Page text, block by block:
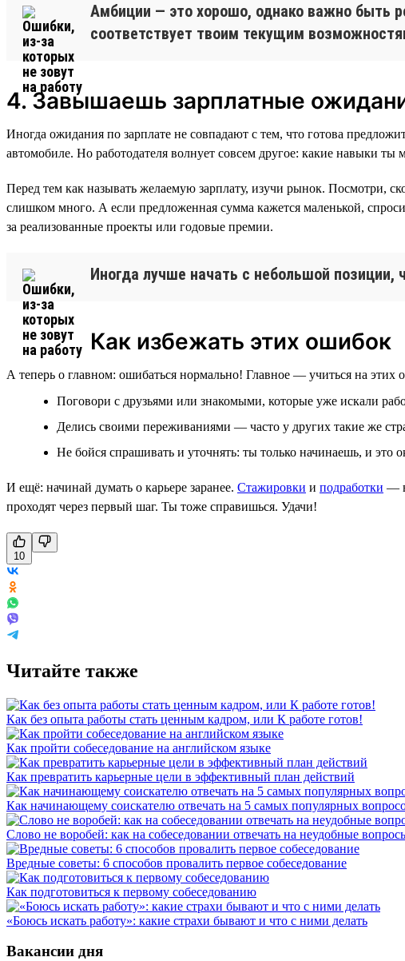
Амбиции — это хорошо, однако важно быть
соответствует твоим текущим
4. Завышаешь зарплатные
Иногда ожидания по зарплате не совпадают с тем, что готова
автомобиле. Но работодателя волнует совсем другое: какие навыки
Перед тем как называть желаемую зарплату, изучи рынок. Посмотри,
слишком много. А если предложенная сумма кажется маленькой,
за реализованные проекты или годовые премии.
Иногда лучше начать с небольшой позиции,
Как избежать этих ошибок
А теперь о главном: ошибаться нормально! Главное — учиться на этих
Поговори с друзьями или знакомыми, которые уже искали
Делись своими переживаниями — часто у других такие же
Не бойся спрашивать и уточнять: ты только начинаешь, и это
И ещё: начинай думать о карьере заранее. Стажировки и подработки —
проходят через первый шаг. Ты тоже справишься. Удачи!
10
Читайте также
Как без опыта работы стать ценным кадром, или К работе готов!
Как пройти собеседование на английском языке
Как превратить карьерные цели в эффективный план действий
Как начинающему соискателю отвечать на 5 самых популярных
Слово не воробей: как на собеседовании отвечать на неудобные
Вредные советы: 6 способов провалить первое собеседование
Как подготовиться к первому собеседованию
«Боюсь искать работу»: какие страхи бывают и что с ними делать
Вакансии дня